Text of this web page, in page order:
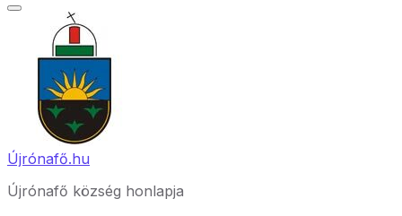
Újrónafő.hu
Újrónafő község honlapja